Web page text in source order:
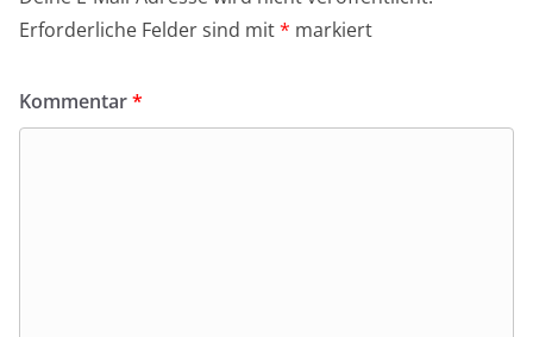
Erforderliche Felder sind mit* markiert
Kommentar*